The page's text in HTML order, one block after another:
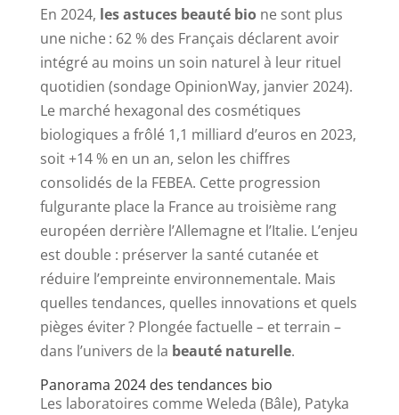
En 2024, les astuces beauté bione sont plus
une niche : 62 % des Français déclarent avoir
intégré au moins un soin naturel à leur rituel
quotidien (sondage OpinionWay, janvier 2024).
Le marché hexagonal des cosmétiques
biologiques a frôlé 1,1 milliard d’euros en 2023,
soit +14 % en un an, selon les chiffres
consolidés de la FEBEA. Cette progression
fulgurante place la France au troisième rang
européen derrière l’Allemagne et l’Italie. L’enjeu
est double : préserver la santé cutanée et
réduire l’empreinte environnementale. Mais
quelles tendances, quelles innovations et quels
pièges éviter ? Plongée factuelle – et terrain –
dans l’univers de la beauté naturelle.
Panorama 2024 des tendances bio
Les laboratoires comme Weleda (Bâle), Patyka